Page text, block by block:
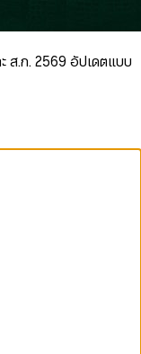
ส.ก. 2569 อัปเดตแบบ